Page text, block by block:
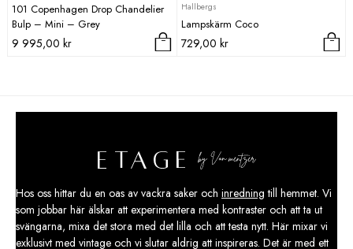
101 Copenhagen Drop Chandelier
Bulp – Mini – Grey
9 995,00 kr
Hallbergs
Lampskärm Coco
729,00 kr
Hos oss hittar du en oas av vackra saker och inredning till hemmet. Vi
som jobbar här älskar att experimentera med kontraster och att ta ut
svängarna, mixa det stora med det lilla och att testa nytt. Här mixar vi
exklusivt med vintage och vi slutar aldrig att inspireras. Det är med ett